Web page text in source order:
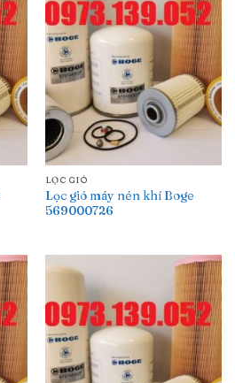
LỌC GIÓ
Lọc gió máy nén khí Boge
569000726